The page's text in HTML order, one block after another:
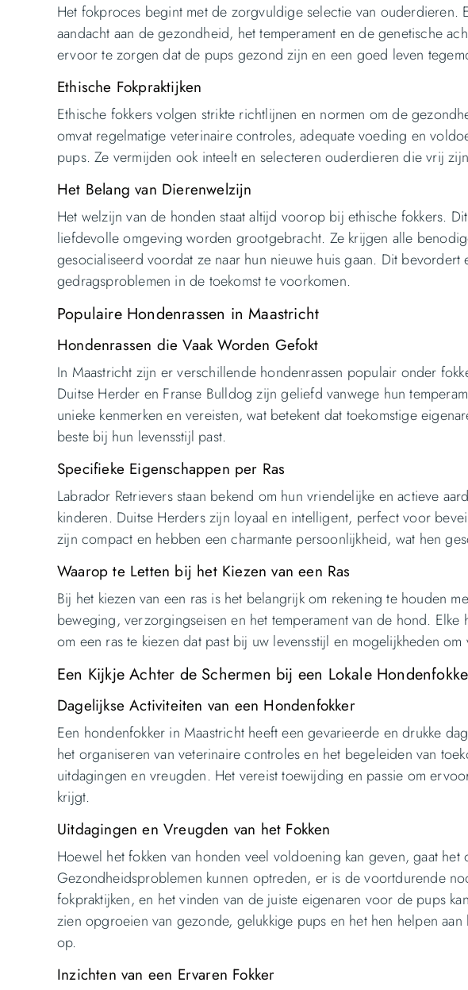
Het fokproces begint met de zorgvuldige selectie van ouderdieren.
aandacht aan de gezondheid, het temperament en de genetische
ervoor te zorgen dat de pups gezond zijn en een goed leven
Ethische Fokpraktijken
Ethische fokkers volgen strikte richtlijnen en normen om de
omvat regelmatige veterinaire controles, adequate voeding en
pups. Ze vermijden ook inteelt en selecteren ouderdieren die vrij
Het Belang van Dierenwelzijn
Het welzijn van de honden staat altijd voorop bij ethische fokkers.
liefdevolle omgeving worden grootgebracht. Ze krijgen alle
gesocialiseerd voordat ze naar hun nieuwe huis gaan. Dit
gedragsproblemen in de toekomst te voorkomen.
Populaire Hondenrassen in Maastricht
Hondenrassen die Vaak Worden Gefokt
In Maastricht zijn er verschillende hondenrassen populair onder
Duitse Herder en Franse Bulldog zijn geliefd vanwege hun
unieke kenmerken en vereisten, wat betekent dat toekomstige
beste bij hun levensstijl past.
Specifieke Eigenschappen per Ras
Labrador Retrievers staan bekend om hun vriendelijke en actieve
kinderen. Duitse Herders zijn loyaal en intelligent, perfect voor
zijn compact en hebben een charmante persoonlijkheid, wat hen
Waarop te Letten bij het Kiezen van een Ras
Bij het kiezen van een ras is het belangrijk om rekening te houden
beweging, verzorgingseisen en het temperament van de hond.
om een ras te kiezen dat past bij uw levensstijl en mogelijkheden
Een Kijkje Achter de Schermen bij een Lokale
Dagelijkse Activiteiten van een Hondenfokker
Een hondenfokker in Maastricht heeft een gevarieerde en drukke
het organiseren van veterinaire controles en het begeleiden van
uitdagingen en vreugden. Het vereist toewijding en passie om
krijgt.
Uitdagingen en Vreugden van het Fokken
Hoewel het fokken van honden veel voldoening kan geven, gaat
Gezondheidsproblemen kunnen optreden, er is de voortdurende
fokpraktijken, en het vinden van de juiste eigenaren voor de pups
zien opgroeien van gezonde, gelukkige pups en het hen helpen
op.
Inzichten van een Ervaren Fokker